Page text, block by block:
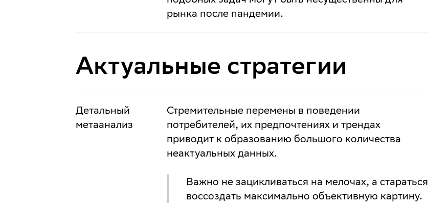
рынка после пандемии.
Актуальные стратегии
Детальный
метаанализ
Стремительные перемены в поведении
потребителей, их предпочтениях и трендах
приводит к образованию большого количества
неактуальных данных.
Важно не зацикливаться на мелочах, а стараться
воссоздать максимально объективную картину.